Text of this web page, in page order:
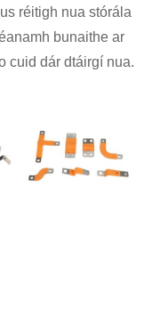
réitigh nua stórála
bunaithe ar
cuid dár dtáirgí nua.